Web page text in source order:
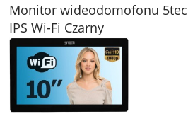
Monitor wideodomofonu
IPS Wi-Fi Czarny